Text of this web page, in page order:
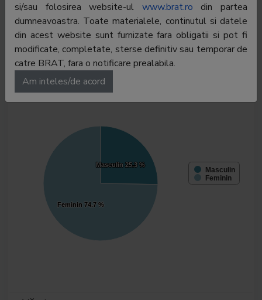
Gen
Masculin 25.3 %
Masculin 25.3 %
Feminin 74.7 %
Feminin 74.7 %
Masculin
Feminin
si/sau folosirea website-ul www.brat.ro din partea
dumneavoastra. Toate materialele, continutul si datele
din acest website sunt furnizate fara obligatii si pot fi
modificate, completate, sterse definitiv sau temporar de
catre BRAT, fara o notificare prealabila.
Am inteles/de acord